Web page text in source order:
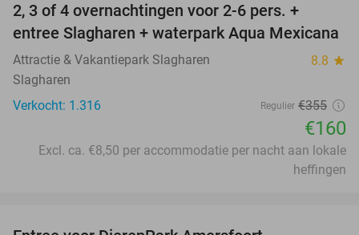
2, 3 of 4 overnachtingen voor 2-6 pers. +
entree Slagharen + waterpark Aqua Mexicana
Attractie & Vakantiepark Slagharen 8.8 star
Slagharen
Verkocht: 1.316
Regulier €355
€160
Excl. ca. €8,50 per accommodatie per nacht aan lokale
heffingen